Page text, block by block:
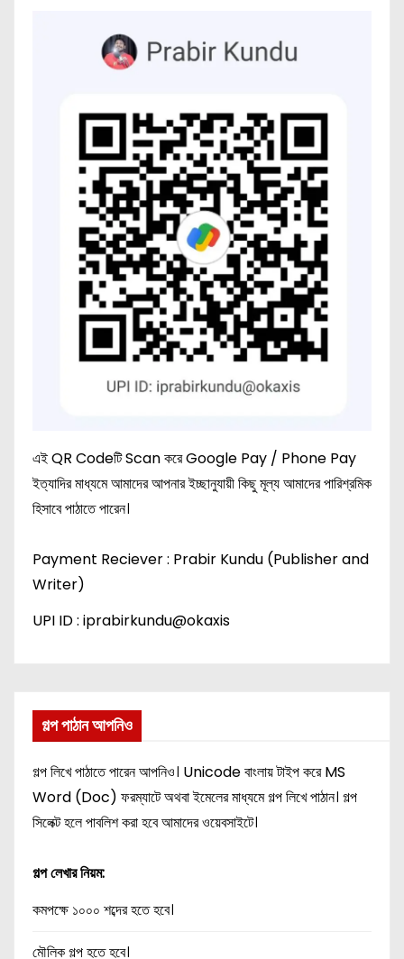
এই QR Codeটি Scan করে Google Pay / Phone Pay
ইত্যাদির মাধ্যমে আমাদের আপনার ইচ্ছানুযায়ী কিছু মূল্য আমাদের পারিশ্রমিক
হিসাবে পাঠাতে পারেন।
Payment Reciever : Prabir Kundu (Publisher and
Writer)
UPI ID : iprabirkundu@okaxis
গল্প পাঠান আপনিও
গল্প লিখে পাঠাতে পারেন আপনিও। Unicode বাংলায় টাইপ করে MS
Word (Doc) ফরম্যাটে অথবা ইমেলের মাধ্যমে গল্প লিখে পাঠান। গল্প
সিলেক্ট হলে পাবলিশ করা হবে আমাদের ওয়েবসাইটে।
গল্প লেখার নিয়ম:
কমপক্ষে ১০০০ শব্দের হতে হবে।
মৌলিক গল্প হতে হবে।